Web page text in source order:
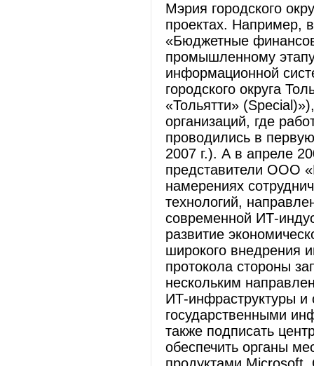
Мэрия городского
проектах. Например,
«Бюджетные
промышленному
информационной
городского округа
«Тольятти»
организаций, где
проводились в
2007 г.). А в апреле
представители ООО
намерениях
технологий,
современной ИТ-
развитие
широкого внедрения
протокола стороны
нескольким
ИТ-инфраструктуры и
государственными
также подписать
обеспечить органы